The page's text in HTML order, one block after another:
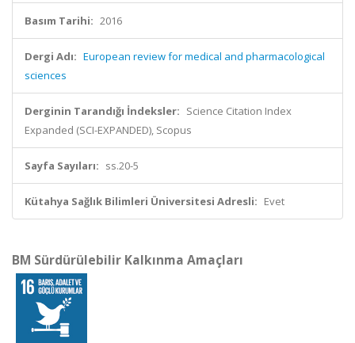
Basım Tarihi: 2016
Dergi Adı: European review for medical and pharmacological
sciences
Derginin Tarandığı İndeksler: Science Citation Index
Expanded (SCI-EXPANDED), Scopus
Sayfa Sayıları: ss.20-5
Kütahya Sağlık Bilimleri Üniversitesi Adresli: Evet
BM Sürdürülebilir Kalkınma Amaçları